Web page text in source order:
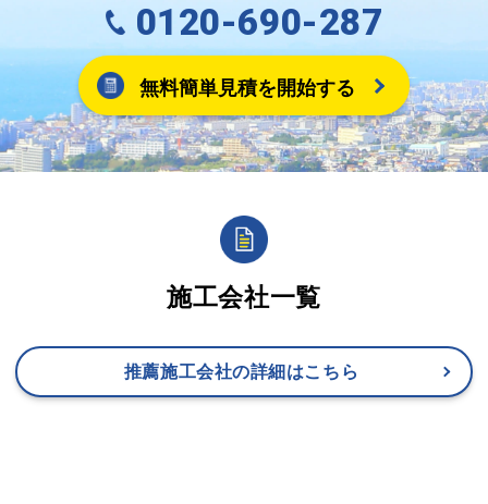
0120-690-287
無料簡単見積を開始する
施工会社一覧
推薦施工会社の詳細はこちら